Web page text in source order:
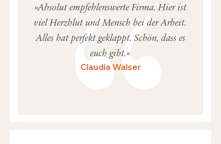
Absolut empfehlenswerte Firma. Hier ist
viel Herzblut und Mensch bei der Arbeit.
Alles hat perfekt geklappt. Schön, dass es
euch gibt.
Claudia Walser